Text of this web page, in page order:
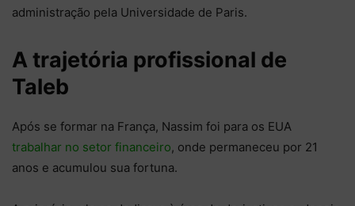
administração pela Universidade de Paris.
A trajetória profissional de
Taleb
Após se formar na França, Nassim foi para os EUA
trabalhar no setor financeiro, onde permaneceu por 21
anos e acumulou sua fortuna.